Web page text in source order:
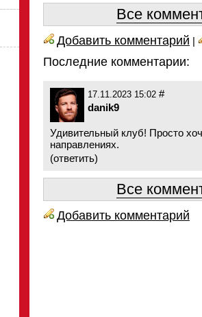
Все
Добавить комментарий |
Последние комментарии:
17.11.2023 15:02 #
danik9
Удивительный клуб! Просто
направлениях.
(ответить)
Все
Добавить комментарий